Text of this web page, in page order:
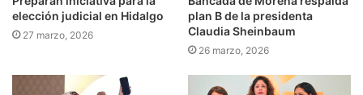
elección judicial en Hidalgo
27 marzo, 2026
plan B de la presidenta
Claudia Sheinbaum
26 marzo, 2026